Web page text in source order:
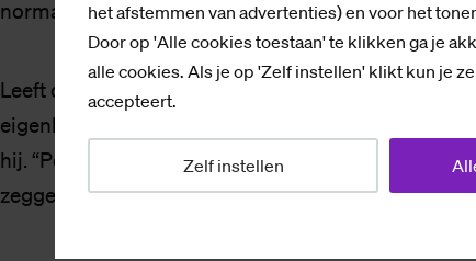
het afstemmen van advertenties) en voor het
Door op 'Alle cookies toestaan' te klikken ga je
alle cookies. Als je op 'Zelf instellen' klikt kun je
accepteert.
Zelf instellen
normaal. Het is echt een cadeautje als dat lukt.”
Leeft dichten eigenlijk onder studenten? Volgens
eigenlijk. De groep liefhebbers is de afgelopen
hij. “Poëzie is niet gebonden aan leeftijd. Het enige
zeggen hebben en een eigen stem om dat te doen.”